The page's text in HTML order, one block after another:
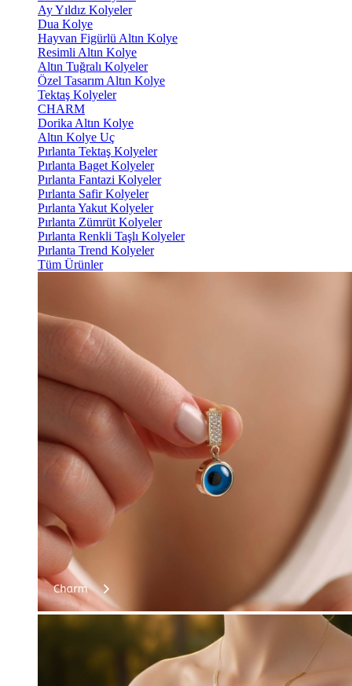
Ay Yıldız Kolyeler
Dua Kolye
Hayvan Figürlü Altın Kolye
Resimli Altın Kolye
Altın Tuğralı Kolyeler
Özel Tasarım Altın Kolye
Tektaş Kolyeler
CHARM
Dorika Altın Kolye
Altın Kolye Uç
Pırlanta Tektaş Kolyeler
Pırlanta Baget Kolyeler
Pırlanta Fantazi Kolyeler
Pırlanta Safir Kolyeler
Pırlanta Yakut Kolyeler
Pırlanta Zümrüt Kolyeler
Pırlanta Renkli Taşlı Kolyeler
Pırlanta Trend Kolyeler
Tüm Ürünler